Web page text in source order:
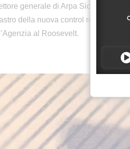
generale di Arpa Sicilia
della nuova control room di
al Roosevelt.